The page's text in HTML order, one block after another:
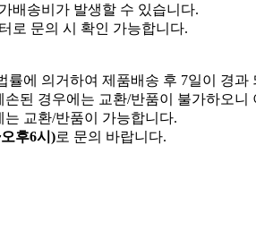
배송비가 발생할 수 있습니다.
로 문의 시 확인 가능합니다.
에 의거하여 제품배송 후 7일이 경
된 경우에는 교환/반품이 불가하오니
교환/반품이 가능합니다.
후6시)로 문의 바랍니다.